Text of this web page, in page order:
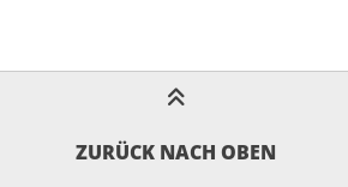
ZURÜCK NACH OBEN